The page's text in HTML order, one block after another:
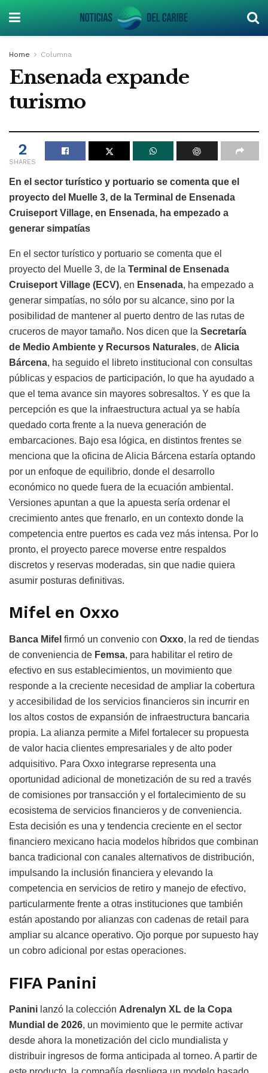
Home Columna
Ensenada expande
turismo
2
SHARES
En el sector turístico y portuario se comenta que el
proyecto del Muelle 3, de la Terminal de Ensenada
Cruiseport Village, en Ensenada, ha empezado a
generar simpatías
En el sector turístico y portuario se comenta que el
proyecto del Muelle 3, de la Terminal de Ensenada
Cruiseport Village (ECV), en Ensenada, ha empezado a
generar simpatías, no sólo por su alcance, sino por la
posibilidad de mantener al puerto dentro de las rutas de
cruceros de mayor tamaño. Nos dicen que la Secretaría
de Medio Ambiente y Recursos Naturales, de Alicia
Bárcena, ha seguido el libreto institucional con consultas
públicas y espacios de participación, lo que ha ayudado a
que el tema avance sin mayores sobresaltos. Y es que la
percepción es que la infraestructura actual ya se había
quedado corta frente a la nueva generación de
embarcaciones. Bajo esa lógica, en distintos frentes se
menciona que la oficina de Alicia Bárcena estaría optando
por un enfoque de equilibrio, donde el desarrollo
económico no quede fuera de la ecuación ambiental.
Versiones apuntan a que la apuesta sería ordenar el
crecimiento antes que frenarlo, en un contexto donde la
competencia entre puertos es cada vez más intensa. Por lo
pronto, el proyecto parece moverse entre respaldos
discretos y reservas moderadas, sin que nadie quiera
asumir posturas definitivas.
Mifel en Oxxo
Banca Mifel firmó un convenio con Oxxo, la red de tiendas
de conveniencia de Femsa, para habilitar el retiro de
efectivo en sus establecimientos, un movimiento que
responde a la creciente necesidad de ampliar la cobertura
y accesibilidad de los servicios financieros sin incurrir en
los altos costos de expansión de infraestructura bancaria
propia. La alianza permite a Mifel fortalecer su propuesta
de valor hacia clientes empresariales y de alto poder
adquisitivo. Para Oxxo integrarse representa una
oportunidad adicional de monetización de su red a través
de comisiones por transacción y el fortalecimiento de su
ecosistema de servicios financieros y de conveniencia.
Esta decisión es una y tendencia creciente en el sector
financiero mexicano hacia modelos híbridos que combinan
banca tradicional con canales alternativos de distribución,
impulsando la inclusión financiera y elevando la
competencia en servicios de retiro y manejo de efectivo,
particularmente frente a otras instituciones que también
están apostando por alianzas con cadenas de retail para
ampliar su alcance operativo. Ojo porque por supuesto hay
un cobro adicional por estas operaciones.
FIFA Panini
Panini lanzó la colección Adrenalyn XL de la Copa
Mundial de 2026, un movimiento que le permite activar
desde ahora la monetización del ciclo mundialista y
distribuir ingresos de forma anticipada al torneo. A partir de